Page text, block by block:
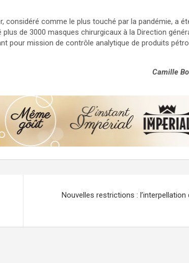
considéré comme le plus touché par la pandémie, a
de 3000 masques chirurgicaux à la Direction
pour mission de contrôle analytique de produits
Camille
Nouvelles restrictions : l’interpellation